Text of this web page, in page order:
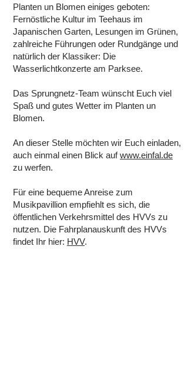
Planten un Blomen einiges geboten:
Fernöstliche Kultur im Teehaus im
Japanischen Garten, Lesungen im Grünen,
zahlreiche Führungen oder Rundgänge und
natürlich der Klassiker: Die
Wasserlichtkonzerte am Parksee.
Das Sprungnetz-Team wünscht Euch viel
Spaß und gutes Wetter im Planten un
Blomen.
An dieser Stelle möchten wir Euch einladen,
auch einmal einen Blick aufwww.einfal.de
zu werfen.
Für eine bequeme Anreise zum
Musikpavillion empfiehlt es sich, die
öffentlichen Verkehrsmittel des HVVs zu
nutzen. Die Fahrplanauskunft des HVVs
findet Ihr hier: HVV.